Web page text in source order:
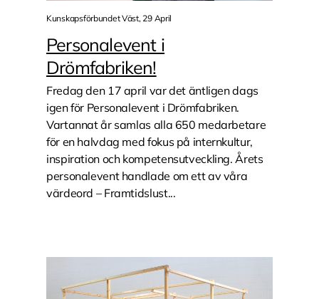
Kunskapsförbundet Väst, 29 April
Personalevent i
Drömfabriken!
Fredag den 17 april var det äntligen dags
igen för Personalevent i Drömfabriken.
Vartannat år samlas alla 650 medarbetare
för en halvdag med fokus på internkultur,
inspiration och kompetensutveckling. Årets
personalevent handlade om ett av våra
värdeord – Framtidslust...